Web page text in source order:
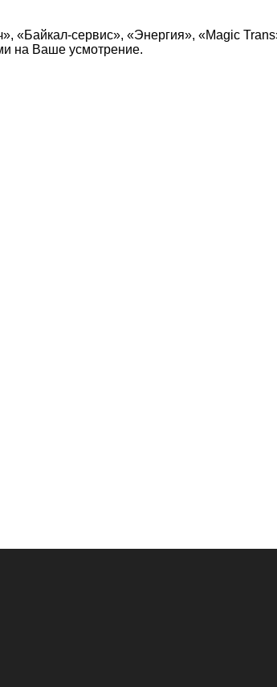
«Байкал-сервис», «Энергия», «Magic
на Ваше усмотрение.